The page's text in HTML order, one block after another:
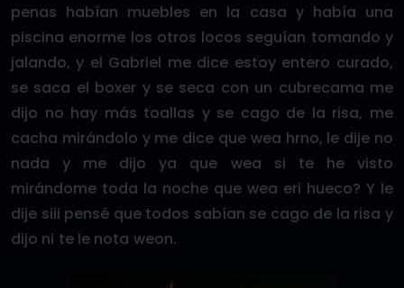
penas habían muebles en la casa y había una
piscina enorme los otros locos seguían tomando y
jalando, y el Gabriel me dice estoy entero curado,
se saca el boxer y se seca con un cubrecama me
dijo no hay más toallas y se cago de la risa, me
cacha mirándolo y me dice que wea hrno, le dije no
nada y me dijo ya que wea si te he visto
mirándome toda la noche que wea eri hueco? Y le
dije siii pensé que todos sabían se cago de la risa y
dijo ni te le nota weon.